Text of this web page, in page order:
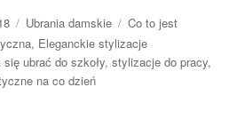
Kategorie
Ubrania damskie Tagi
Co to jest
, Eleganckie stylizacje
się ubrać do szkoły,stylizacje do pracy,
na co dzień